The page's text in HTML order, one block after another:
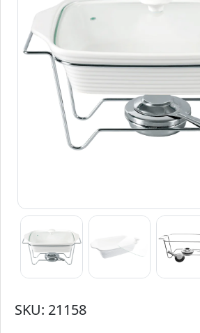
SKU: 21158